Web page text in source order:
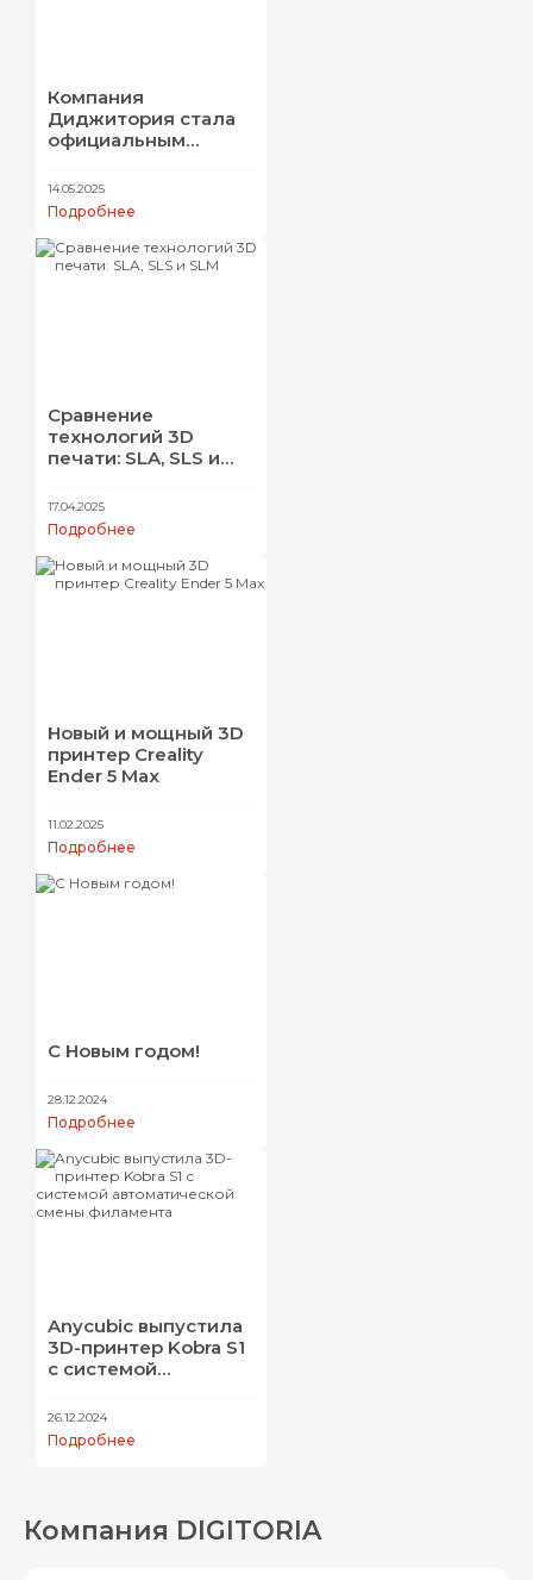
Компания
Диджитория стала
официальным
Technology в России
14.05.2025
Подробнее
Сравнение
технологий 3D
печати: SLA, SLS и
17.04.2025
Подробнее
Новый и мощный 3D
принтер Creality
Ender 5 Max
11.02.2025
Подробнее
С Новым годом!
28.12.2024
Подробнее
Anycubic выпустила
3D-принтер Kobra S1
с системой
смены филамента
26.12.2024
Подробнее
Компания DIGITORIA